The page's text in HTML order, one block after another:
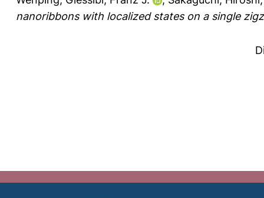
nanoribbons with localized states on a single